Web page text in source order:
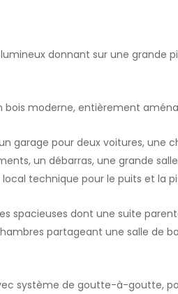
lumineux donnant sur une grande
bois moderne, entièrement
garage pour deux voitures, une
un débarras, une grande
local technique pour le puits et la
spacieuses dont une suite
partageant une salle de
système de goutte-à-goutte,